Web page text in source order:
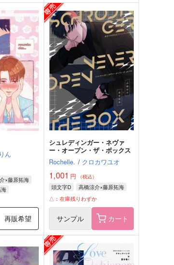
ん
×藤原拓海
再販希望
シュレディンガー・ネヴァ
ー・オープン・ザ・ボックス
Rochelle. / クロカワユオ
1,001 円 （税込）
頭文字D
高橋涼介×藤原拓海
△：在庫残りわずか
サンプル カート